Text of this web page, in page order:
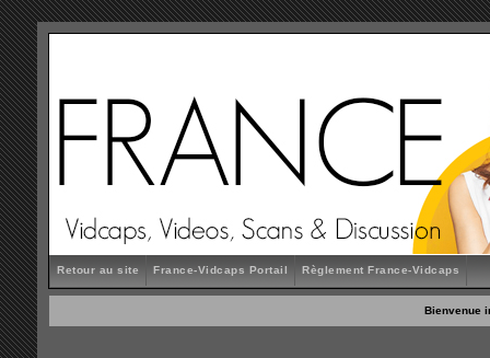
Retour au site France-Vidcaps Portail Règlement France-Vidcaps
Bienvenue